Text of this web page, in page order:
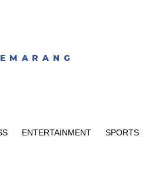
ENTERTAINMENT SPORTS